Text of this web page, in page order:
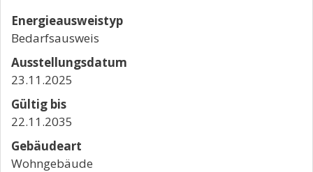
Energieausweistyp
Bedarfs­ausweis
Ausstellungsdatum
23.11.2025
Gültig bis
22.11.2035
Gebäudeart
Wohngebäude